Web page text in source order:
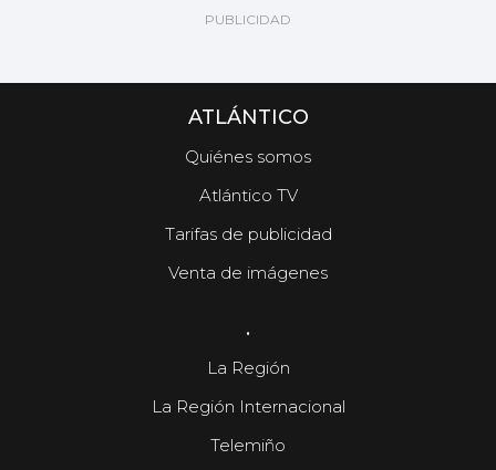
ATLÁNTICO
Quiénes somos
Atlántico TV
Tarifas de publicidad
Venta de imágenes
.
La Región
La Región Internacional
Telemiño